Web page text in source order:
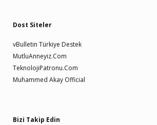
Dost Siteler
vBulletin Türkiye Destek
MutluAnneyiz.Com
TeknolojiPatronu.Com
Muhammed Akay Official
Bizi Takip Edin